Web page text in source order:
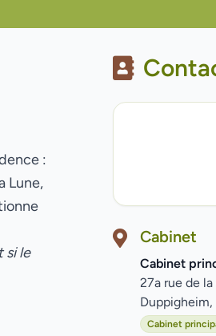
:
Lune,
si le
Cabinet
Cabinet
27a rue de
Duppigheim,
Cabinet